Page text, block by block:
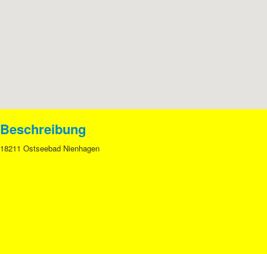
Beschreibung
18211 Ostseebad Nienhagen